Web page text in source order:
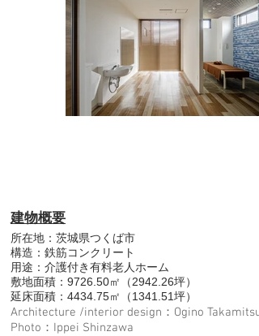
建物概要
所在地：茨城県つくば市
構造：鉄筋コンクリート
用途：介護付き有料老人ホーム
敷地面積：9726.50㎡（2942.26坪）
延床面積：4434.75㎡（1341.51坪）
Architecture /interior design：Ogino
Photo：Ippei Shinzawa